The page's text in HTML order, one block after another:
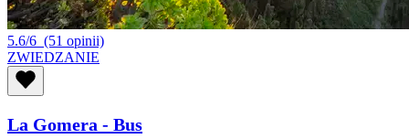
5.6/6 (51 opinii)
ZWIEDZANIE
La Gomera - Bus